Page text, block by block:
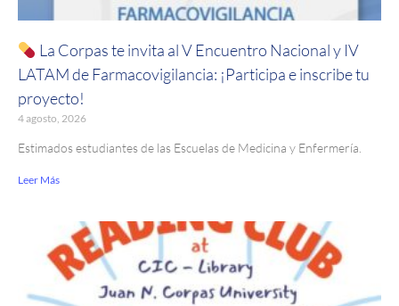
La Corpas te invita al V Encuentro Nacional y IV
LATAM de Farmacovigilancia: ¡Participa e inscribe tu
proyecto!
4 agosto, 2026
Estimados estudiantes de las Escuelas de Medicina y Enfermería.
Leer Más